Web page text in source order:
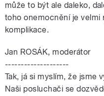
může to být ale daleko,
toho onemocnění je velmi
komplikace.
Jan ROSÁK, moderátor
--------------------
Tak, já si myslím, že jsme
Naši posluchači se